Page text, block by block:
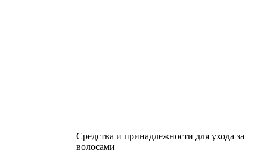
Средства и принадлежности для ухода за
волосами